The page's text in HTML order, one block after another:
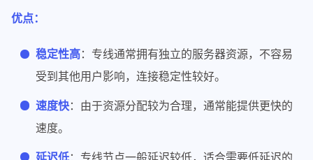
优点：
稳定性高：专线通常拥有独立的服务器资源，不容易
受到其他用户影响，连接稳定性较好。
速度快：由于资源分配较为合理，通常能提供更快的
速度。
延迟低：专线节点一般延迟较低，适合需要低延迟的